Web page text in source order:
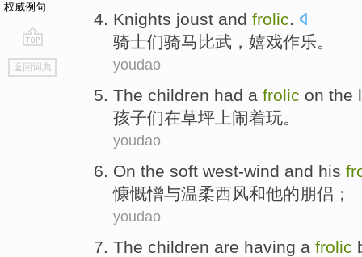
权威例句
go
top
返回词典
Knights joust and frolic.
骑士们骑马比武 ， 嬉戏作乐。
youdao
The children had a frolic on the
孩子们在草坪上闹着玩。
youdao
On the soft west-wind and his
慷慨憎与温柔西风和他的朋侣；
youdao
The children are having a frolic